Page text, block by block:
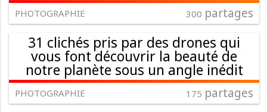
PHOTOGRAPHIE 300 partages
31 clichés pris par des drones qui
vous font découvrir la beauté de
notre planète sous un angle inédit
PHOTOGRAPHIE 175 partages